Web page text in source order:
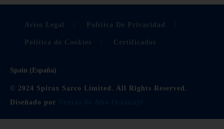
Aviso Legal Politica De Privacidad
Política de Cookies Certificados
Spain (España)
© 2024 Spirax Sarco Limited. All Rights Reserved.
Diseñado por